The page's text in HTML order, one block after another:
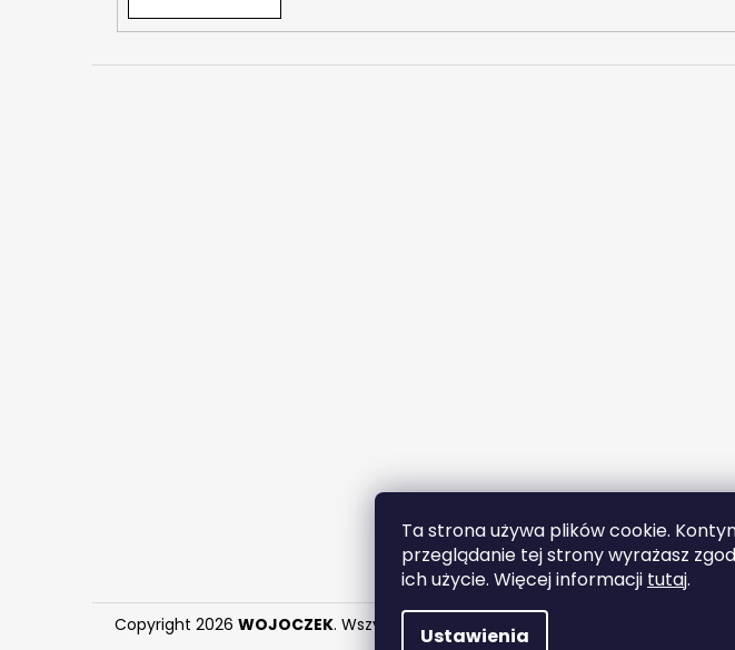
Ta strona używa plików cookie.
przeglądanie tej strony wyrażasz
ich użycie. Więcej informacji tutaj.
Ustawienia
Copyright 2026 WOJOCZEK. Wszystkie prawa zastrzeżone.